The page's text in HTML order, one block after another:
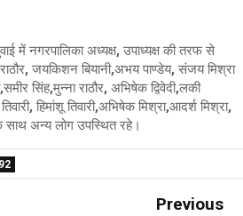
में नगरपालिका अध्यक्ष, उपाध्यक्ष की तरफ से
राठौर, जयकिशन बियानी,अभय पाण्डेय, संजय मिश्रा
सिंह,मुन्ना राठौर, अभिषेक द्विवेदी,लकी
हिमांशू तिवारी,अभिषेक मिश्रा,आदर्श मिश्रा,
के साथ अन्य लोग उपस्थित रहे।
Previous